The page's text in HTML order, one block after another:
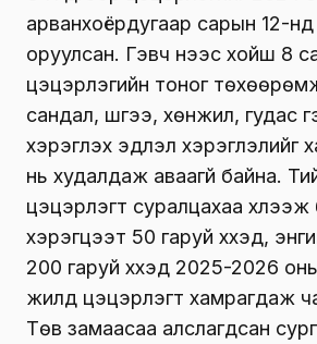
арванхоёрдугаар сарын 12-
оруулсан. Гэвч үүнээс хойш 8
цэцэрлэгийн тоног
сандал, шүүгээ, хөнжил, гудас
хэрэглэх эдлэл хэрэглэлийг
нь худалдаж аваагүй байна.
цэцэрлэгт суралцахаа хүлээж
хэрэгцээт 50 гаруй хүүхэд,
200 гаруй хүүхэд 2025-2026
жилд цэцэрлэгт хамрагдаж
Төв замаасаа алслагдсан